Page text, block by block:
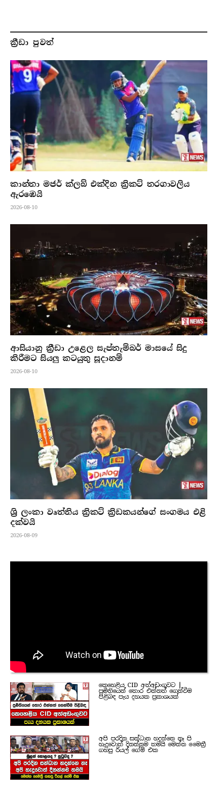
ක්‍රීඩා පුවත්
කාන්තා මජර් ක්ලබ් එක්දින ක්‍රිකට් තරගාවලිය
ඇරඹෙයි
2026-08-10
ආසියානු ක්‍රීඩා උළෙල සැප්තැම්බර් මාසයේ සිදු
කිරීමට සියලු කටයුතු සූදානම්
2026-08-10
ශ්‍රි ලංකා වෘත්තිය ක්‍රිකට් ක්‍රිඩකයන්ගේ සංගමය එළි
දක්වයි
2026-08-09
කෙහෙළිය CID අත්අඩංගුවට |
ප්‍රමිතියෙන් තොර එන්නත් ගෙන්වීම
පිළිබඳ පැය දහයක ප්‍රකාශයක්
අපි පරදින සන්ධාන හදන්නෙ නෑ පි
හැදුවොත් දිනන්නම තමයි මෙන්න මෛත්‍රී
ගහපු රියල් ගේම් එක